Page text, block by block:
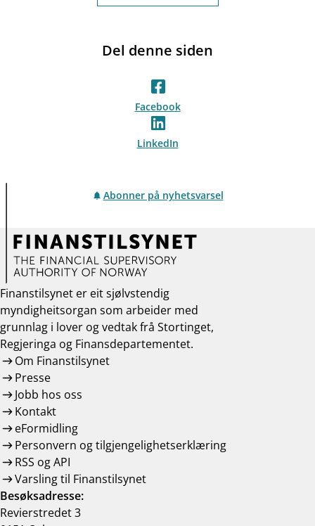
Del denne siden
Facebook
LinkedIn
Abonner på nyhetsvarsel
Finanstilsynet er eit sjølvstendig
myndigheitsorgan som arbeider med
grunnlag i lover og vedtak frå Stortinget,
Regjeringa og Finansdepartementet.
Om Finanstilsynet
Presse
Jobb hos oss
Kontakt
eFormidling
Personvern og tilgjengelighetserklæring
RSS og API
Varsling til Finanstilsynet
Besøksadresse:
Revierstredet 3